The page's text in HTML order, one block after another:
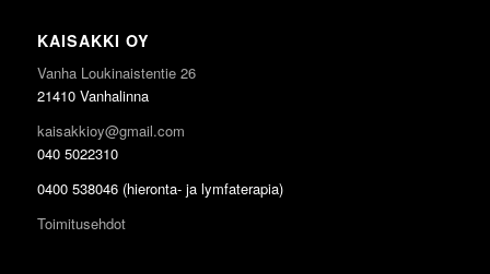
KAISAKKI OY
Vanha Loukinaistentie 26
21410 Vanhalinna
kaisakkioy@gmail.com
040 5022310
0400 538046 (hieronta- ja lymfaterapia)
Toimitusehdot